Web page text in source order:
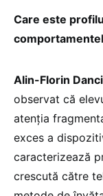
Care este
Alin-Florin
observat că
atenția
exces a
caracterizează
crescută către